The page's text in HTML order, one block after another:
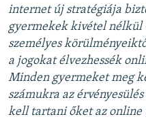
internet új stratégiája
gyermekek kivétel nélkül
személyes körülm
a jogokatélvezhessék
Minden gyermeket meg
számukra az érvényesül
kell tartani őket az online